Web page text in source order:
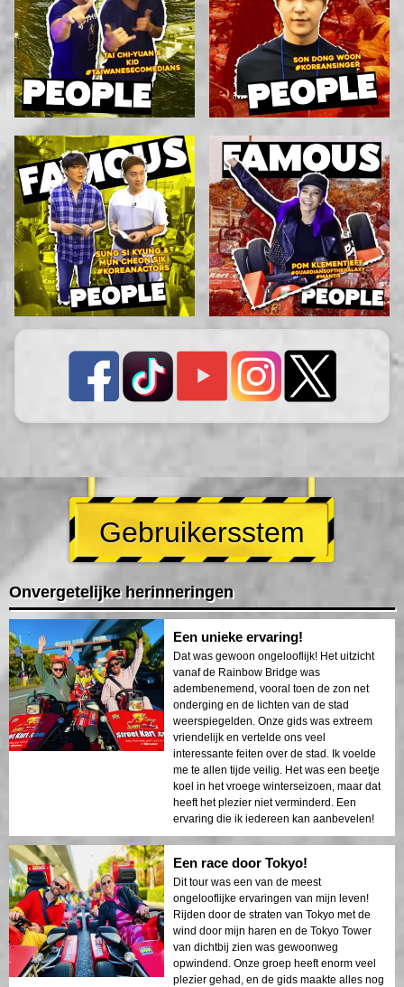
Gebruikersstem
Onvergetelijke herinneringen
Een unieke ervaring!
Dat was gewoon ongelooflijk! Het uitzicht
vanaf de Rainbow Bridge was
adembenemend, vooral toen de zon net
onderging en de lichten van de stad
weerspiegelden. Onze gids was extreem
vriendelijk en vertelde ons veel
interessante feiten over de stad. Ik voelde
me te allen tijde veilig. Het was een beetje
koel in het vroege winterseizoen, maar dat
heeft het plezier niet verminderd. Een
ervaring die ik iedereen kan aanbevelen!
Een race door Tokyo!
Dit tour was een van de meest
ongelooflijke ervaringen van mijn leven!
Rijden door de straten van Tokyo met de
wind door mijn haren en de Tokyo Tower
van dichtbij zien was gewoonweg
opwindend. Onze groep heeft enorm veel
plezier gehad, en de gids maakte alles nog